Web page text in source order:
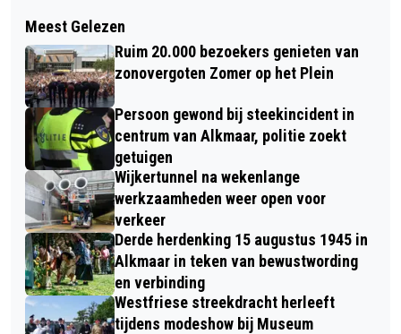
‘VRIENDSCHAPSBOOM’ GEPLANT TER
ERE VAN 65-JARIGE STEDENBAND
MET DARMSTADT EN TROYES
EXPOSITIE AQUARELSCHILDERIJEN
UITGEESTENAAR JOOP DE BEER IN
NW ZIEKENHUIS ALKMAAR
Meest Gelezen
Ruim 20.000 bezoekers genieten van
zonovergoten Zomer op het Plein
Persoon gewond bij steekincident in
centrum van Alkmaar, politie zoekt
getuigen
Wijkertunnel na wekenlange
werkzaamheden weer open voor
verkeer
Derde herdenking 15 augustus 1945 in
Alkmaar in teken van bewustwording
en verbinding
Westfriese streekdracht herleeft
tijdens modeshow bij Museum